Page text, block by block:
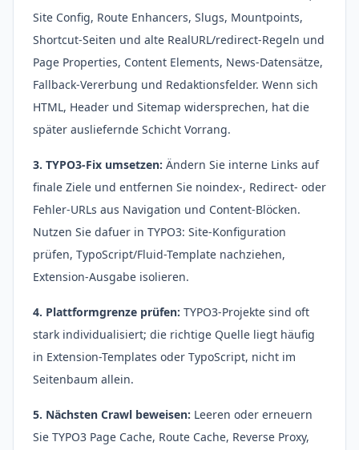
Site Config, Route Enhancers, Slugs, Mountpoints,
Shortcut-Seiten und alte RealURL/redirect-Regeln und
Page Properties, Content Elements, News-Datensätze,
Fallback-Vererbung und Redaktionsfelder. Wenn sich
HTML, Header und Sitemap widersprechen, hat die
später ausliefernde Schicht Vorrang.
3. TYPO3-Fix umsetzen: Ändern Sie interne Links auf
finale Ziele und entfernen Sie noindex-, Redirect- oder
Fehler-URLs aus Navigation und Content-Blöcken.
Nutzen Sie dafuer in TYPO3: Site-Konfiguration
prüfen, TypoScript/Fluid-Template nachziehen,
Extension-Ausgabe isolieren.
4. Plattformgrenze prüfen: TYPO3-Projekte sind oft
stark individualisiert; die richtige Quelle liegt häufig
in Extension-Templates oder TypoScript, nicht im
Seitenbaum allein.
5. Nächsten Crawl beweisen: Leeren oder erneuern
Sie TYPO3 Page Cache, Route Cache, Reverse Proxy,